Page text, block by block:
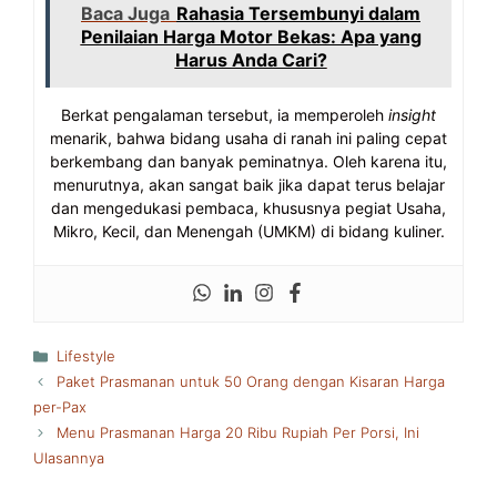
Baca Juga Rahasia Tersembunyi dalam
Penilaian Harga Motor Bekas: Apa yang
Harus Anda Cari?
Berkat pengalaman tersebut, ia memperoleh insight
menarik, bahwa bidang usaha di ranah ini paling cepat
berkembang dan banyak peminatnya. Oleh karena itu,
menurutnya, akan sangat baik jika dapat terus belajar
dan mengedukasi pembaca, khususnya pegiat Usaha,
Mikro, Kecil, dan Menengah (UMKM) di bidang kuliner.
Kategori
Lifestyle
Paket Prasmanan untuk 50 Orang dengan Kisaran Harga
per-Pax
Menu Prasmanan Harga 20 Ribu Rupiah Per Porsi, Ini
Ulasannya